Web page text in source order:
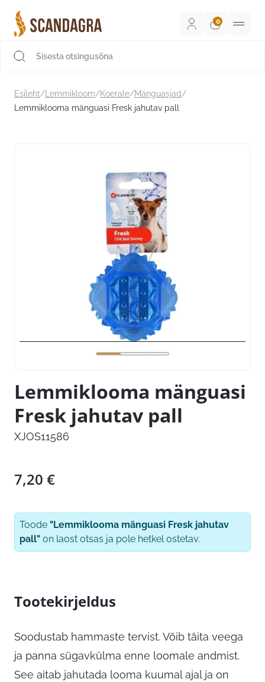
sisu
juurde
Esileht/ Lemmikloom/Koerale/Mänguasjad/
Lemmiklooma mänguasi Fresk jahutav pall
Lemmiklooma mänguasi
Fresk jahutav pall
XJOS11586
7,20 €
Toode "Lemmiklooma mänguasi Fresk jahutav
pall" on laost otsas ja pole hetkel ostetav.
Tootekirjeldus
Soodustab hammaste tervist. Võib täita veega
ja panna sügavkülma enne loomale andmist.
See aitab jahutada looma kuumal ajal ja on